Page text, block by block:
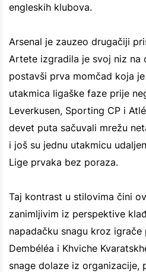
engleskih klubova.
Arsenal je zauzeo drugačiji
Artete izgradila je svoj niz na
postavši prva momčad koja
utakmica ligaške faze prije
Leverkusen, Sporting CP i
devet puta sačuvali mrežu
i još su jednu utakmicu
Lige prvaka bez poraza.
Taj kontrast u stilovima čini
zanimljivim iz perspektive
napadačku snagu kroz igrače
Dembéléa i Khviche
snage dolaze iz organizacije,